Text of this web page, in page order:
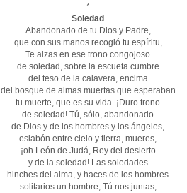
*
Soledad
Abandonado de tu Dios y Padre,
que con sus manos recogió tu espíritu,
Te alzas en ese trono congojoso
de soledad, sobre la escueta cumbre
del teso de la calavera, encima
del bosque de almas muertas que esperaban
tu muerte, que es su vida. ¡Duro trono
de soledad! Tú, sólo, abandonado
de Dios y de los hombres y los ángeles,
eslabón entre cielo y tierra, mueres,
¡oh León de Judá, Rey del desierto
y de la soledad! Las soledades
hinches del alma, y haces de los hombres
solitarios un hombre; Tú nos juntas,